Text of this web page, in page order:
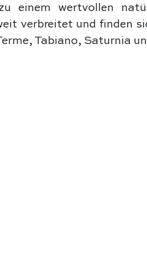
einem wertvollen
verbreitet und finden
Tabiano, Saturnia